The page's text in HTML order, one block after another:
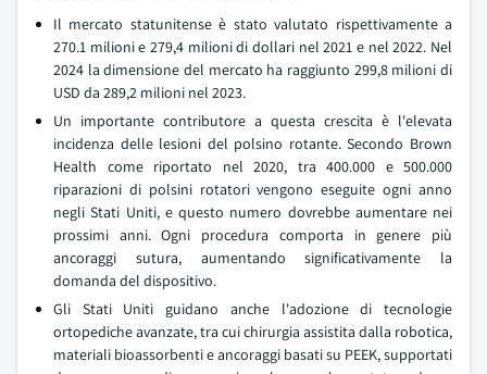
Il mercato statunitense è stato valutato rispettivamente a
270.1 milioni e 279,4 milioni di dollari nel 2021 e nel 2022. Nel
2024 la dimensione del mercato ha raggiunto 299,8 milioni di
USD da 289,2 milioni nel 2023.
Un importante contributore a questa crescita è l'elevata
incidenza delle lesioni del polsino rotante. Secondo Brown
Health come riportato nel 2020, tra 400.000 e 500.000
riparazioni di polsini rotatori vengono eseguite ogni anno
negli Stati Uniti, e questo numero dovrebbe aumentare nei
prossimi anni. Ogni procedura comporta in genere più
ancoraggi sutura, aumentando significativamente la
domanda del dispositivo.
Gli Stati Uniti guidano anche l'adozione di tecnologie
ortopediche avanzate, tra cui chirurgia assistita dalla robotica,
materiali bioassorbenti e ancoraggi basati su PEEK, supportati